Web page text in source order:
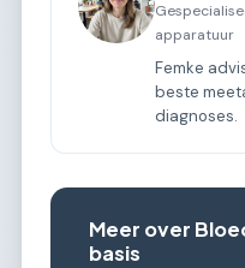
apparatuur
Femke
beste
diagnoses.
Meer over
basis